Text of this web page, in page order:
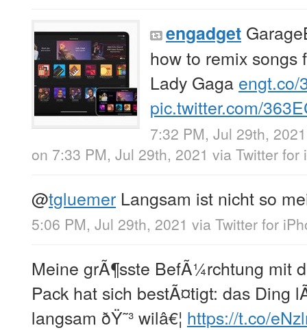
engadget
how to remix songs
Lady Gaga engt.co/
pic.twitter.com/
7:32 PM, Jul 29th, 2021
on 7:33 PM, Jul 29th, 2021 via Twitter for
@tgluemer Langsam ist nicht so
5:06 PM, Jul 29th, 2021 via Twitter for
Meine grÃ¶sste BefÃ¼rchtung mit
Pack hat sich bestÃ¤tigt: das Ding
langsam ðŸ˜³ wilâ€¦ https://t.co/